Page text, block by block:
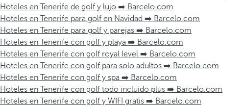
Hoteles en Tenerife de golf y lujo ➡️ Barcelo.com
Hoteles en Tenerife para golf en Navidad ➡️ Barcelo.com
Hoteles en Tenerife para golf y parejas ➡️ Barcelo.com
Hoteles en Tenerife con golf y playa ➡️ Barcelo.com
Hoteles en Tenerife con golf royal level ➡️ Barcelo.com
Hoteles en Tenerife con golf para solo adultos ➡️ Barcelo.com
Hoteles en Tenerife con golf y spa ➡️ Barcelo.com
Hoteles en Tenerife con golf todo incluido plus ➡️ Barcelo.com
Hoteles en Tenerife con golf y WIFI gratis ➡️ Barcelo.com